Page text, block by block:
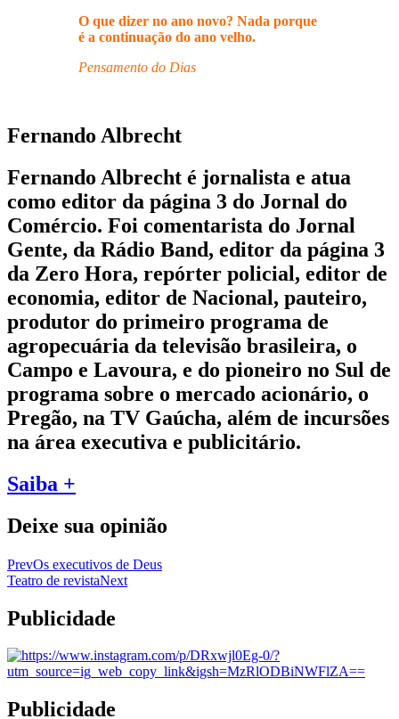
O que dizer no ano novo? Nada porque
é a continuação do ano velho.
Pensamento do Dias
Fernando Albrecht
Fernando Albrecht é jornalista e atua
como editor da página 3 do Jornal do
Comércio. Foi comentarista do Jornal
Gente, da Rádio Band, editor da página 3
da Zero Hora, repórter policial, editor de
economia, editor de Nacional, pauteiro,
produtor do primeiro programa de
agropecuária da televisão brasileira, o
Campo e Lavoura, e do pioneiro no Sul de
programa sobre o mercado acionário, o
Pregão, na TV Gaúcha, além de incursões
na área executiva e publicitário.
Saiba +
Deixe sua opinião
PrevOs executivos de Deus
Teatro de revistaNext
Publicidade
Publicidade